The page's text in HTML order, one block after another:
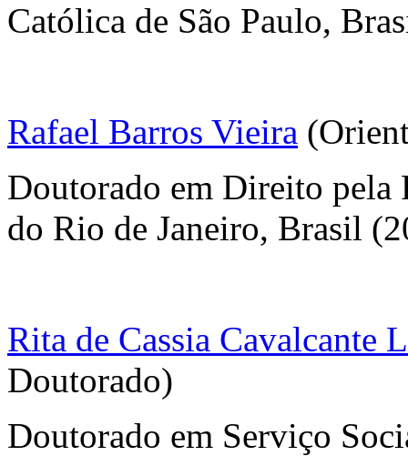
Católica de São Paulo,
Rafael Barros Vieira
Doutorado em Direito
do Rio de Janeiro, Brasil
Rita de Cassia Cavalcante
Doutorado)
Doutorado em Serviço